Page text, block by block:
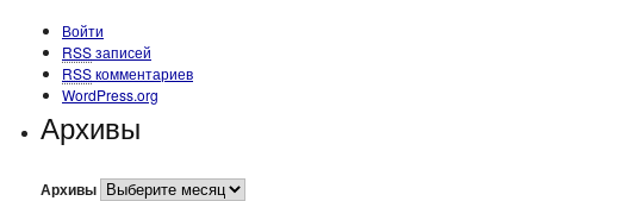
Войти
RSSзаписей
RSSкомментариев
WordPress.org
Архивы
Архивы